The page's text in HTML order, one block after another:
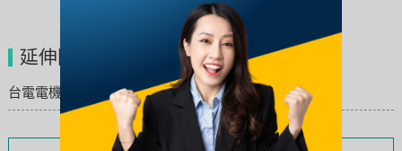
延伸閱讀
台電電機修護考試科目／電機修護工作內容與分發